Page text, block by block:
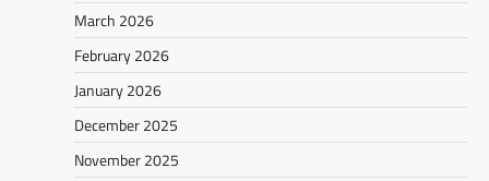
March 2026
February 2026
January 2026
December 2025
November 2025